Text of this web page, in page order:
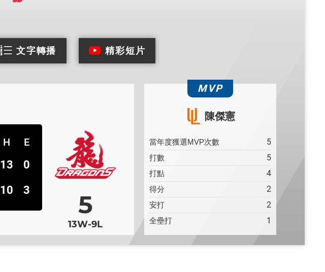
文字轉播 精彩短片
H E
13
0
10 3 5
13W-9L
MVP
陳傑憲
當年度獲選MVP次數 5
打數 5
打點 4
得分 2
安打 2
全壘打 1